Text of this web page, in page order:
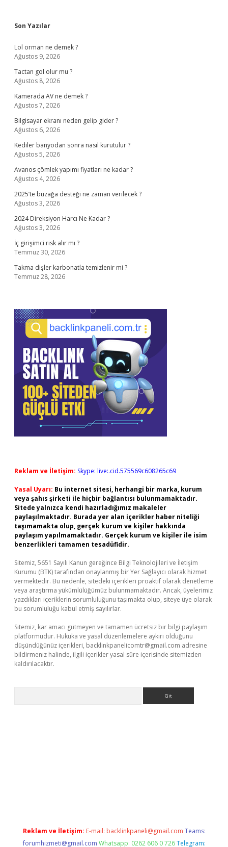
Sidebar
Son Yazılar
Lol orman ne demek ?
Ağustos 9, 2026
Tactan gol olur mu ?
Ağustos 8, 2026
Kamerada AV ne demek ?
Ağustos 7, 2026
Bilgisayar ekranı neden gelip gider ?
Ağustos 6, 2026
Kediler banyodan sonra nasıl kurutulur ?
Ağustos 5, 2026
Avanos çömlek yapımı fiyatları ne kadar ?
Ağustos 4, 2026
2025’te buzağa desteği ne zaman verilecek ?
Ağustos 3, 2026
2024 Direksiyon Harcı Ne Kadar ?
Ağustos 3, 2026
İç girişimci risk alır mı ?
Temmuz 30, 2026
Takma dişler karbonatla temizlenir mi ?
Temmuz 28, 2026
Reklam ve İletişim: Skype: live:.cid.575569c608265c69
Yasal Uyarı: Bu internet sitesi, herhangi bir marka, kurum
veya şahıs şirketi ile hiçbir bağlantısı bulunmamaktadır.
Sitede yalnızca kendi hazırladığımız makaleler
paylaşılmaktadır. Burada yer alan içerikler haber niteliği
taşımamakta olup, gerçek kurum ve kişiler hakkında
paylaşım yapılmamaktadır. Gerçek kurum ve kişiler ile isim
benzerlikleri tamamen tesadüfidir.
Sitemiz, 5651 Sayılı Kanun gereğince Bilgi Teknolojileri ve İletişim
Kurumu (BTK) tarafından onaylanmış bir Yer Sağlayıcı olarak hizmet
vermektedir. Bu nedenle, sitedeki içerikleri proaktif olarak denetleme
veya araştırma yükümlülüğümüz bulunmamaktadır. Ancak, üyelerimiz
yazdıkları içeriklerin sorumluluğunu taşımakta olup, siteye üye olarak
bu sorumluluğu kabul etmiş sayılırlar.
Sitemiz, kar amacı gütmeyen ve tamamen ücretsiz bir bilgi paylaşım
platformudur. Hukuka ve yasal düzenlemelere aykırı olduğunu
düşündüğünüz içerikleri, backlinkpanelicomtr@gmail.com adresine
bildirmeniz halinde, ilgili içerikler yasal süre içerisinde sitemizden
kaldırılacaktır.
Reklam ve İletişim: E-mail: backlinkpaneli@gmail.com Teams:
forumhizmeti@gmail.com Whatsapp: 0262 606 0 726 Telegram: